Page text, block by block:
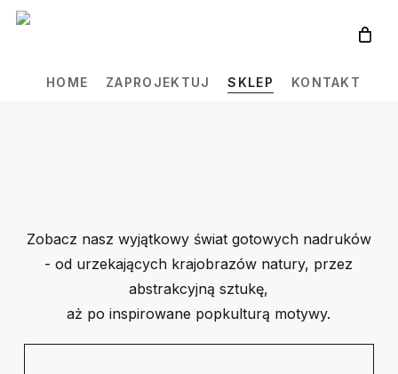
Skip
contentHOME ZAPROJEKTUJ SKLEP KONTAKT
Zobacz nasz wyjątkowy świat gotowych nadruków
- od urzekających krajobrazów natury, przez
abstrakcyjną sztukę,
aż po inspirowane popkulturą motywy.